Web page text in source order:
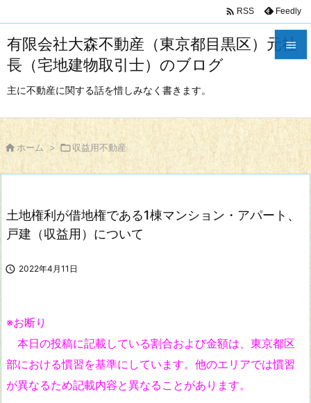
有限会社大森不動産（東京都目黒区）元社
長（宅地建物取引士）のブログ
主に不動産に関する話を惜しみなく書きます。

サイド

前へ

 RSS Feedly
 ホーム > 収益用不動産
土地権利が借地権である1棟マンション・アパート、
戸建（収益用）について
 2022年4月11日
※お断り
本日の投稿に記載している割合および金額は、東京都区
部における慣習を基準にしています。他のエリアでは慣習
が異なるため記載内容と異なることがあります。